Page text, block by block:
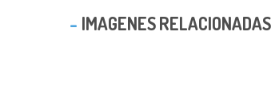
IMAGENES RELACIONADAS